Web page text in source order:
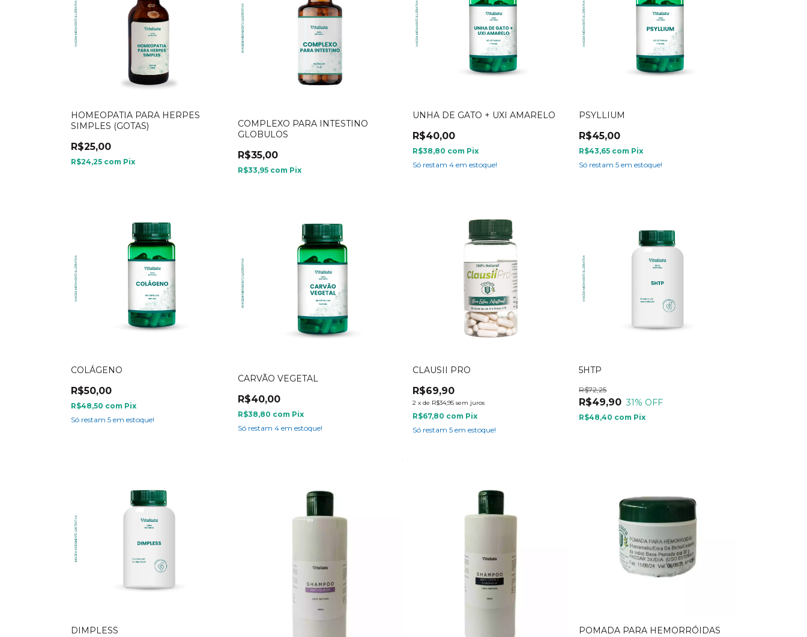
HOMEOPATIA PARA HERPES
SIMPLES (GOTAS)
R$25,00
R$24,25 com Pix
COMPLEXO PARA INTESTINO
GLOBULOS
R$35,00
R$33,95 com Pix
UNHA DE GATO + UXI AMARELO
R$40,00
R$38,80 com Pix
Só restam 4em estoque!
PSYLLIUM
R$45,00
R$43,65 com Pix
Só restam5 em estoque!
COLÁGENO
R$50,00
R$48,50 com Pix
Só restam 5 em estoque!
CARVÃO VEGETAL
R$40,00
R$38,80 com Pix
Só restam 4em estoque!
CLAUSII PRO
R$69,90
2 x de R$34,95 sem juros
R$67,80 com Pix
Só restam 5em estoque!
5HTP
R$49,90
R$72,25
31% OFF
R$48,40 com Pix
DIMPLESS POMADA PARA HEMORRÓIDAS